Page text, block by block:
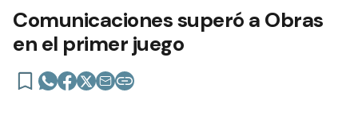
Comunicaciones superó a Obras
en el primer juego